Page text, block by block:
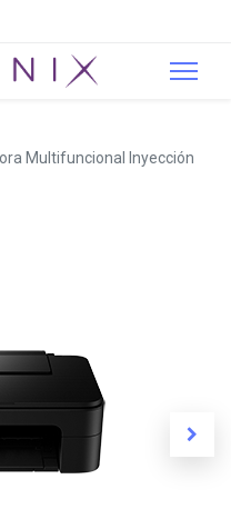
Multifuncional Inyección